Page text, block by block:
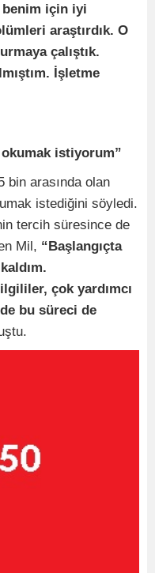
için iyi
araştırdık. O
çalıştık.
İşletme
okumak istiyorum”
bin arasında olan
istediğini söyledi.
tercih süresince de
Mil, “Başlangıçta
çok yardımcı
bu süreci de